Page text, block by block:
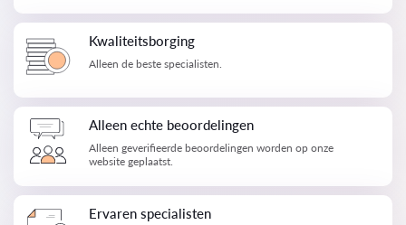
Kwaliteitsborging
Alleen de beste specialisten.
Alleen echte beoordelingen
Alleen geverifieerde beoordelingen worden op onze
website geplaatst.
Ervaren specialisten